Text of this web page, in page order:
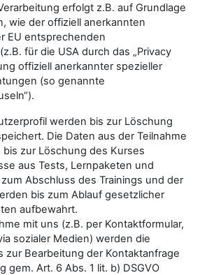
erfolgt z.B. auf Grundlage
wie der offiziell anerkannten
EU entsprechenden
für die USA durch das „Privacy
offiziell anerkannter spezieller
(so genannte
werden bis zur Löschung
Die Daten aus der Teilnahme
zur Löschung des Kurses
aus Tests, Lernpaketen und
Abschluss des Trainings und der
bis zum Ablauf gesetzlicher
aufbewahrt.
mit uns (z.B. per Kontaktformular,
sozialer Medien) werden die
zur Bearbeitung der Kontaktanfrage
gem. Art. 6 Abs. 1 lit. b) DSGVO